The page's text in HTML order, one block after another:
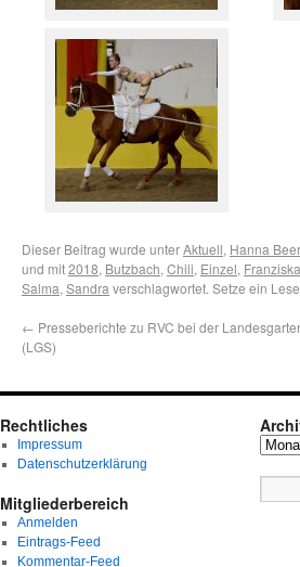
Dieser Beitrag wurde unterAktuell, Hanna
und mit2018, Butzbach, Chili, Einzel,
Salma, Sandra verschlagwortet. Setze ein
← Presseberichte zu RVC bei der
(LGS)
Rechtliches
Impressum
Datenschutzerklärung
Mitgliederbereich
Anmelden
Eintrags-Feed
Kommentar-Feed